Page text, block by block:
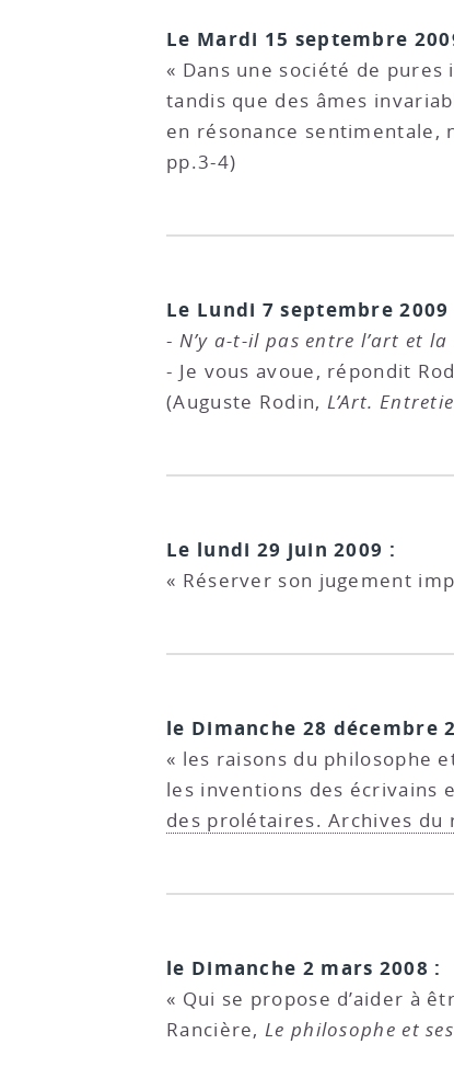
Le Mardi 15 septembre
« Dans une société de
tandis que des âmes
en résonance sentimentale,
pp.3-4)
Le Lundi 7 septembre 2009
- N’y a-t-il pas entre l’art et
- Je vous avoue, répondit
(Auguste Rodin, L’Art.
Le lundi 29 juin 2009 :
« Réserver son jugement
le Dimanche 28 décembre
« les raisons du philosophe
les inventions des écrivains
des prolétaires. Archives du
le Dimanche 2 mars 2008 :
« Qui se propose d’aider à
Rancière,Le philosophe et